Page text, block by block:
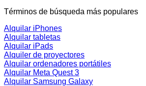
Términos de búsqueda más populares
Alquilar iPhones
Alquilar tabletas
Alquilar iPads
Alquiler de proyectores
Alquilar ordenadores portátiles
Alquilar Meta Quest 3
Alquilar Samsung Galaxy